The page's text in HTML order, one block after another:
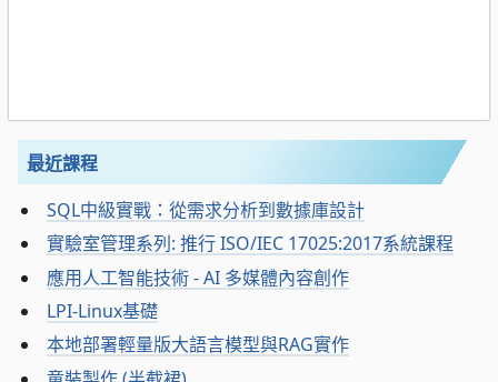
最近課程
SQL中級實戰：從需求分析到數據庫設計
實驗室管理系列: 推行 ISO/IEC 17025:2017系統課程
應用人工智能技術 - AI 多媒體內容創作
LPI-Linux基礎
本地部署輕量版大語言模型與RAG實作